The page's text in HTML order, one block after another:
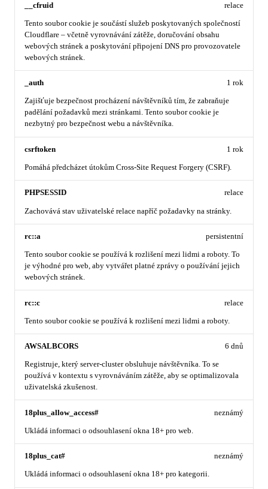
__cfruid
Tento soubor cookie je součástí služeb poskytovaných společností
Cloudflare – včetně vyrovnávání zátěže, doručování obsahu
webových stránek a poskytování připojení DNS pro provozovatele
webových stránek.
relace
_auth
Zajišťuje bezpečnost procházení návštěvníků tím, že zabraňuje
padělání požadavků mezi stránkami. Tento soubor cookie je
nezbytný pro bezpečnost webu a návštěvníka.
1 rok
csrftoken
Pomáhá předcházet útokům Cross-Site Request Forgery (CSRF).
1 rok
PHPSESSID
Zachovává stav uživatelské relace napříč požadavky na stránky.
relace
rc::a
Tento soubor cookie se používá k rozlišení mezi lidmi a roboty. To
je výhodné pro web, aby vytvářet platné zprávy o používání jejich
webových stránek.
persistentní
rc::c
Tento soubor cookie se používá k rozlišení mezi lidmi a roboty.
relace
AWSALBCORS
Registruje, který server-cluster obsluhuje návštěvníka. To se
používá v kontextu s vyrovnáváním zátěže, aby se optimalizovala
uživatelská zkušenost.
6 dnů
18plus_allow_access#
Ukládá informaci o odsouhlasení okna 18+ pro web.
neznámý
18plus_cat#
Ukládá informaci o odsouhlasení okna 18+ pro kategorii.
neznámý